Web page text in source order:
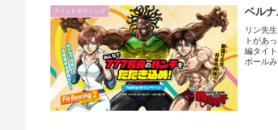
フィットボクシング ベル
リン先
トがあ
編タイ
ボール